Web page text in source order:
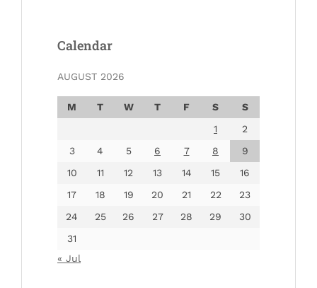
Calendar
AUGUST 2026
M T W T F S
S
1
2
3
4 5 6 7 8
9
10
11 12 13 14 15
16
17
18 19 20 21 22
23
24
25 26 27 28 29
30
31
« Jul